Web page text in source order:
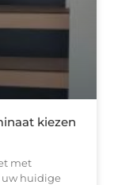
kiezen
met
huidige